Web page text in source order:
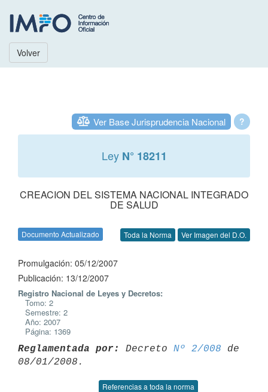
Volver
?
Ver Base Jurisprudencia Nacional
Ley N° 18211
CREACION DEL SISTEMA NACIONAL INTEGRADO
DE SALUD
Documento Actualizado Toda la Norma Ver Imagen del D.O.
Promulgación: 05/12/2007
Publicación: 13/12/2007
Registro Nacional de Leyes y Decretos:
Tomo: 2
Semestre: 2
Año: 2007
Página: 1369
Reglamentada por: Decreto Nº 2/008 de
Referencias a toda la norma